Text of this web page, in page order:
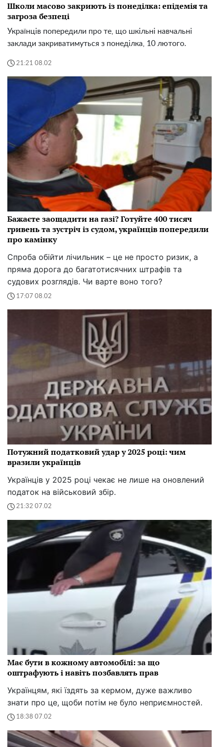
Школи масово закриють із понеділка: епідемія та
загроза безпеці
Українців попередили про те, що шкільні навчальні
заклади закриватимуться з понеділка, 10 лютого.
21:21 08.02
Бажаєте заощадити на газі? Готуйте 400 тисяч
гривень та зустріч із судом, українців попередили
про камінку
Спроба обійти лічильник – це не просто ризик, а
пряма дорога до багатотисячних штрафів та
судових розглядів. Чи варте воно того?
17:07 08.02
Потужний податковий удар у 2025 році: чим
вразили українців
Українців у 2025 році чекає не лише на оновлений
податок на військовий збір.
21:32 07.02
Має бути в кожному автомобілі: за що
оштрафують і навіть позбавлять прав
Українцям, які їздять за кермом, дуже важливо
знати про це, щоби потім не було неприємностей.
18:38 07.02